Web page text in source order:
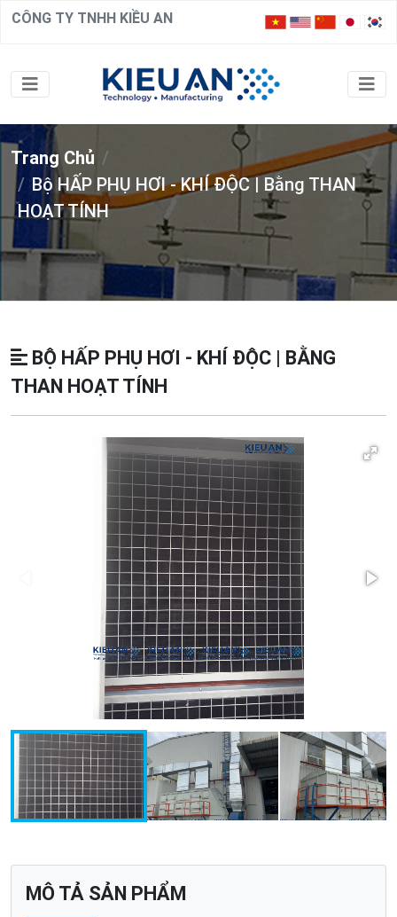
CÔNG TY TNHH KIỀU AN
Trang Chủ
Bộ HẤP PHỤ HƠI - KHÍ ĐỘC | Bằng THAN
HOẠT TÍNH
BỘ HẤP PHỤ HƠI - KHÍ ĐỘC | BẰNG
THAN HOẠT TÍNH
MÔ TẢ SẢN PHẨM